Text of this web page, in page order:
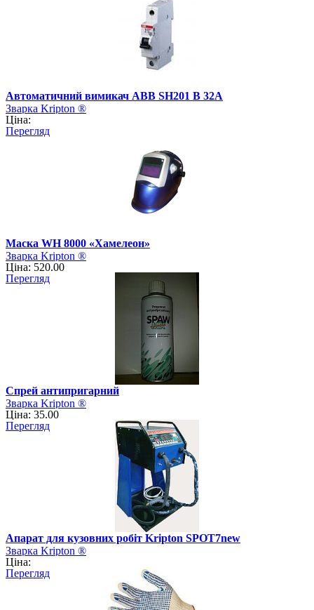
Автоматичний вимикач АВВ SH201 B 32А
Зварка Kripton ®
Ціна:
Перегляд
Маска WH 8000 «Хамелеон»
Зварка Kripton ®
Ціна: 520.00
Перегляд
Спрей антипригарний
Зварка Kripton ®
Ціна: 35.00
Перегляд
Апарат для кузовних робіт Kripton SPOT7new
Зварка Kripton ®
Ціна:
Перегляд